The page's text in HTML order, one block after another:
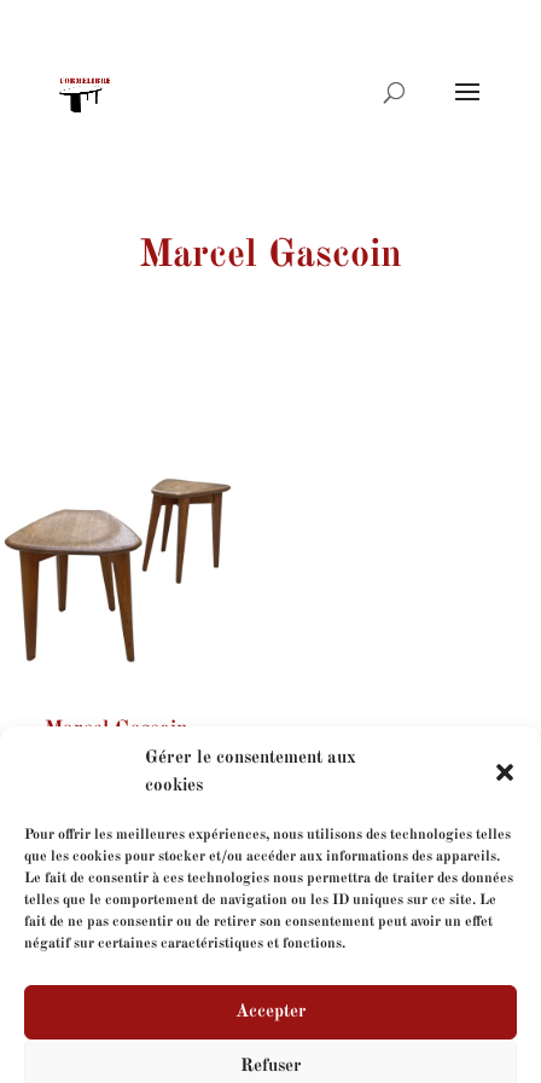
Gérer le consentement aux
cookies
Pour offrir les meilleures expériences, nous utilisons des technologies telles
que les cookies pour stocker et/ou accéder aux informations des appareils.
Le fait de consentir à ces technologies nous permettra de traiter des données
telles que le comportement de navigation ou les ID uniques sur ce site. Le
fait de ne pas consentir ou de retirer son consentement peut avoir un effet
négatif sur certaines caractéristiques et fonctions.
Accepter
Refuser
Marcel Gascoin
Marcel Gascoin
Contact-us